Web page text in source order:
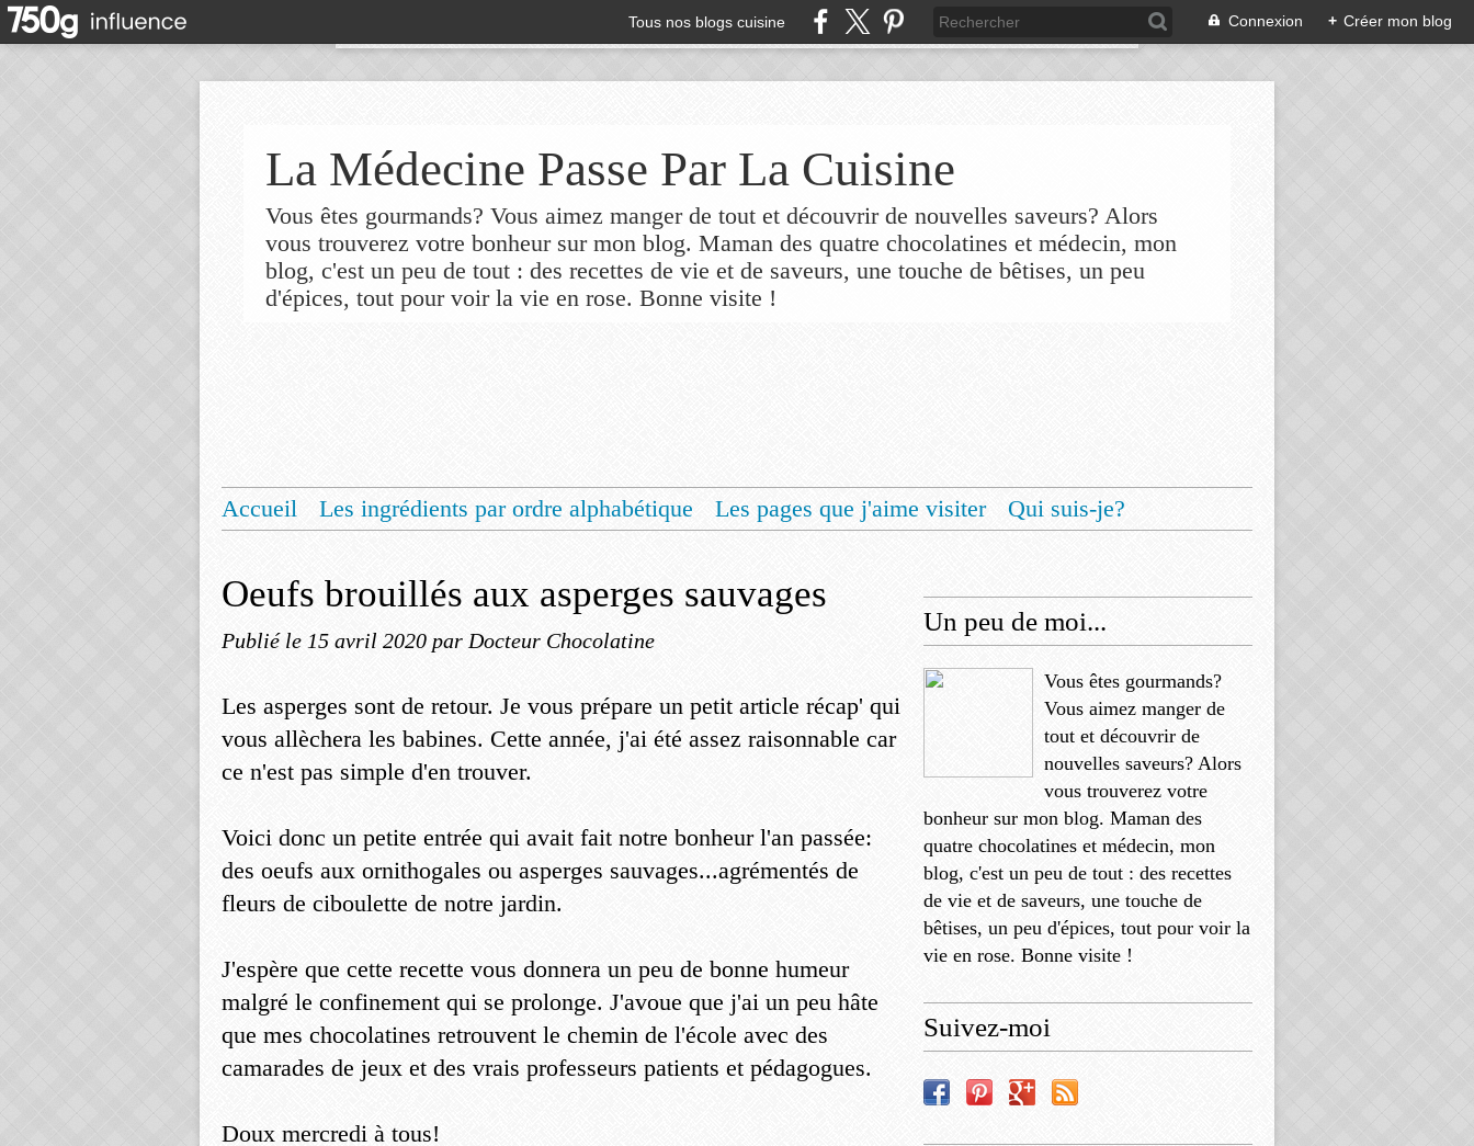
Tous nos blogs cuisine Connexion + Créer mon blog
La Médecine Passe Par La Cuisine
Vous êtes gourmands? Vous aimez manger de tout et découvrir de nouvelles saveurs? Alors
vous trouverez votre bonheur sur mon blog. Maman des quatre chocolatines et médecin, mon
blog, c'est un peu de tout : des recettes de vie et de saveurs, une touche de bêtises, un peu
d'épices, tout pour voir la vie en rose. Bonne visite !
Accueil Les ingrédients par ordre alphabétique Les pages que j'aime visiter
Qui suis-je?
Oeufs brouillés aux asperges sauvages
Publié le 15 avril 2020 par Docteur Chocolatine
Les asperges sont de retour. Je vous prépare un petit article récap' qui
vous allèchera les babines. Cette année, j'ai été assez raisonnable car
ce n'est pas simple d'en trouver.
Voici donc un petite entrée qui avait fait notre bonheur l'an passée:
des oeufs aux ornithogales ou asperges sauvages...agrémentés de
fleurs de ciboulette de notre jardin.
J'espère que cette recette vous donnera un peu de bonne humeur
malgré le confinement qui se prolonge. J'avoue que j'ai un peu hâte
que mes chocolatines retrouvent le chemin de l'école avec des
camarades de jeux et des vrais professeurs patients et pédagogues.
Doux mercredi à tous!
Un peu de moi...
Vous êtes gourmands?
Vous aimez manger de
tout et découvrir de
nouvelles saveurs? Alors
vous trouverez votre
bonheur sur mon blog. Maman des
quatre chocolatines et médecin, mon
blog, c'est un peu de tout : des recettes
de vie et de saveurs, une touche de
bêtises, un peu d'épices, tout pour voir la
vie en rose. Bonne visite !
Suivez-moi